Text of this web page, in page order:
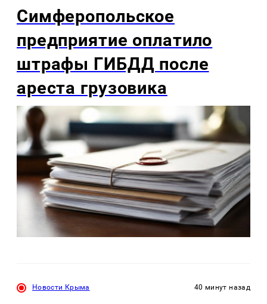
Симферопольское
предприятие оплатило
штрафы ГИБДД после
ареста грузовика
Новости Крыма 40 минут назад